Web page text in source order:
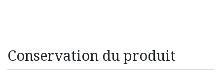
Conservation du produit